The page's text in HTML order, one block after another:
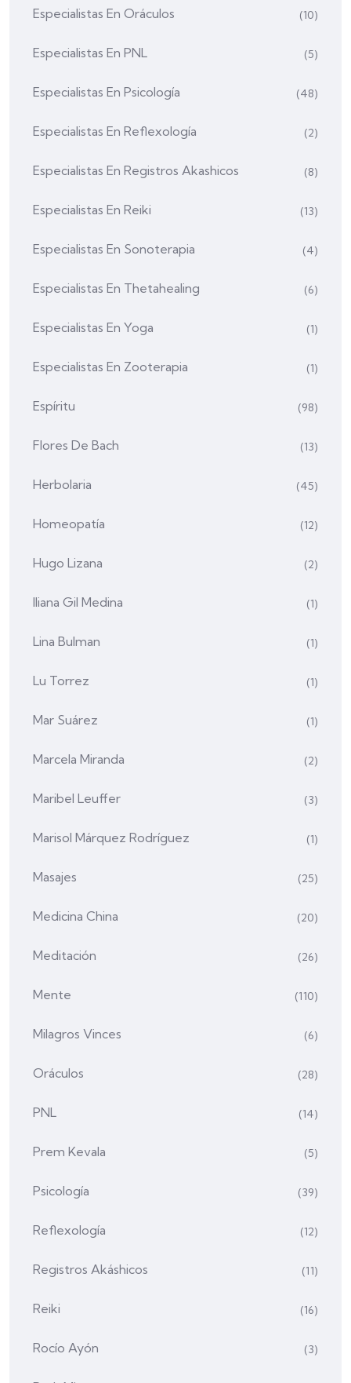
Especialistas En Oráculos (10)
Especialistas En PNL (5)
Especialistas En Psicología (48)
Especialistas En Reflexología (2)
Especialistas En Registros Akashicos (8)
Especialistas En Reiki (13)
Especialistas En Sonoterapia (4)
Especialistas En Thetahealing (6)
Especialistas En Yoga (1)
Especialistas En Zooterapia (1)
Espíritu (98)
Flores De Bach (13)
Herbolaria (45)
Homeopatía (12)
Hugo Lizana (2)
Iliana Gil Medina (1)
Lina Bulman (1)
Lu Torrez (1)
Mar Suárez (1)
Marcela Miranda (2)
Maribel Leuffer (3)
Marisol Márquez Rodríguez (1)
Masajes (25)
Medicina China (20)
Meditación (26)
Mente (110)
Milagros Vinces (6)
Oráculos (28)
PNL (14)
Prem Kevala (5)
Psicología (39)
Reflexología (12)
Registros Akáshicos (11)
Reiki (16)
Rocío Ayón (3)